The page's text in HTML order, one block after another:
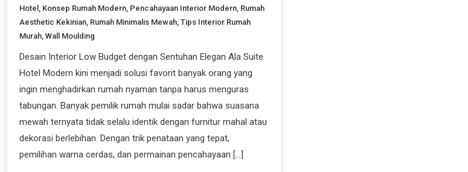
Hotel , Konsep Rumah Modern, Pencahayaan Interior Modern, Rumah
Aesthetic Kekinian, Rumah Minimalis Mewah,Tips Interior Rumah
Murah,Wall Moulding
Desain Interior Low Budget dengan Sentuhan Elegan Ala Suite
Hotel Modern kini menjadi solusi favorit banyak orang yang
ingin menghadirkan rumah nyaman tanpa harus menguras
tabungan. Banyak pemilik rumah mulai sadar bahwa suasana
mewah ternyata tidak selalu identik dengan furnitur mahal atau
dekorasi berlebihan. Dengan trik penataan yang tepat,
pemilihan warna cerdas, dan permainan pencahayaan […]